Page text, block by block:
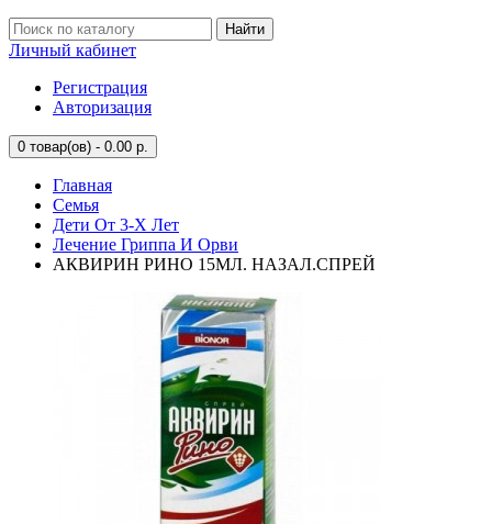
Найти
Личный кабинет
Регистрация
Авторизация
0 товар(ов) - 0.00 р.
Главная
Семья
Дети От 3-Х Лет
Лечение Гриппа И Орви
АКВИРИН РИНО 15МЛ. НАЗАЛ.СПРЕЙ